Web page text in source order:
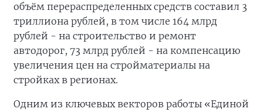
объём перераспределенных средств составил 3
триллиона рублей, в том числе 164 млрд
рублей - на строительство и ремонт
автодорог, 73 млрд рублей - на компенсацию
увеличения цен на стройматериалы на
стройках в регионах.
Одним из ключевых векторов работы «Единой